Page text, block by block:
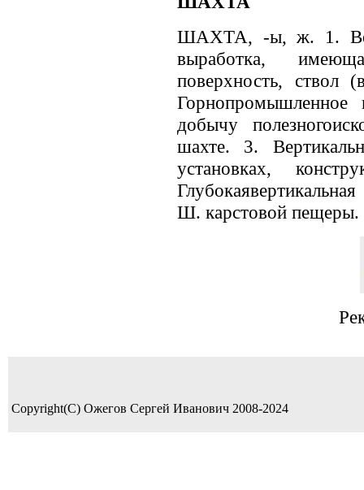
ШАХТА, -ы, ж. 1.
выработка,
поверхность, ствол
Горнопромышленное
добычу
шахте. 3.
установках,
Ш. карстовой пещеры.
Copyright(C) Ожегов Сергей Иванович 2008-2024